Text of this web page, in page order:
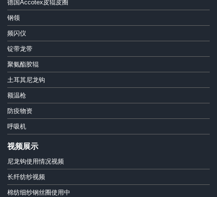
德国Accotex皮辊皮圈
钢领
频闪仪
锭带龙带
聚氨酯胶辊
土耳其尼龙钩
额温枪
防疫物资
呼吸机
视频展示
尼龙钩使用情况视频
长纤纺纱视频
棉纺细纱钢丝圈使用中